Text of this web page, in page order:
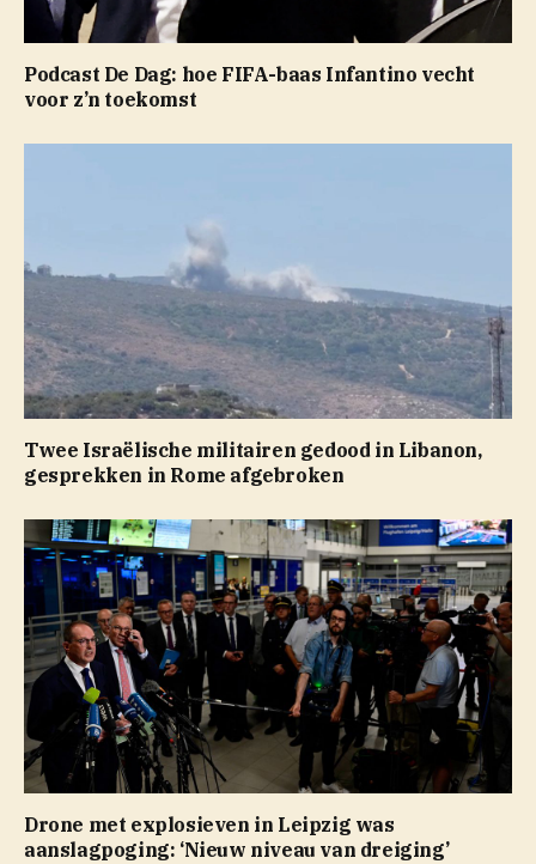
Podcast De Dag: hoe FIFA-baas Infantino vecht
voor z’n toekomst
Twee Israëlische militairen gedood in Libanon,
gesprekken in Rome afgebroken
Drone met explosieven in Leipzig was
aanslagpoging: ‘Nieuw niveau van dreiging’